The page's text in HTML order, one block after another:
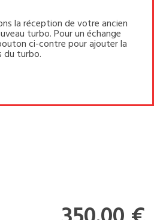
la réception de votre ancien
turbo. Pour un échange
ci-contre pour ajouter la
du turbo.